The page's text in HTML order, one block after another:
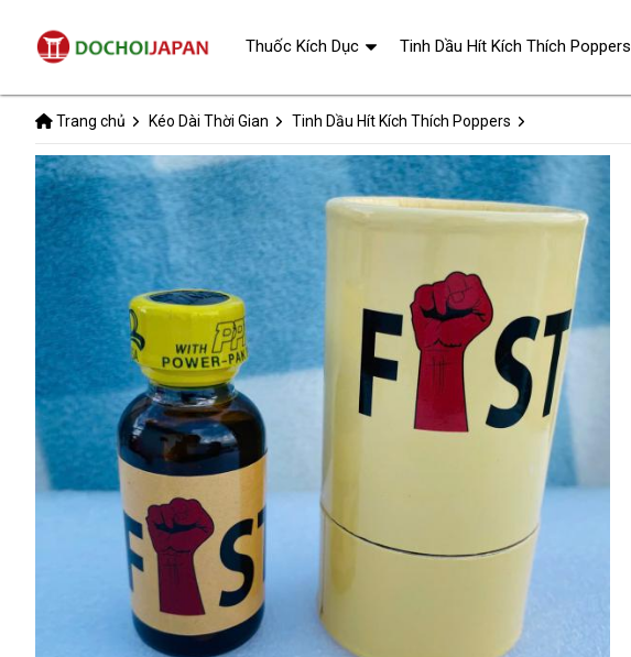
Trang chủ Kéo Dài Thời Gian Tinh Dầu Hít Kích Thích Poppers
Thuốc Kích Dục Tinh Dầu Hít Kích Thích Poppers